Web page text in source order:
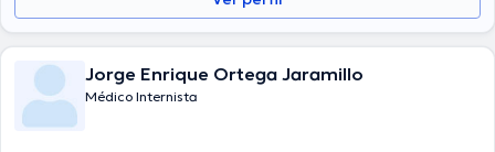
Jorge Enrique Ortega Jaramillo
Médico Internista